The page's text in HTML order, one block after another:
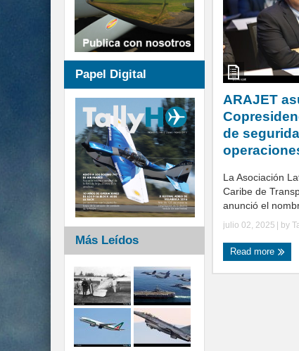
ARAJET
de
La Asociación
Caribe de
anunció el
julio 02, 2025 | by
Read more
Papel Digital
Más Leídos